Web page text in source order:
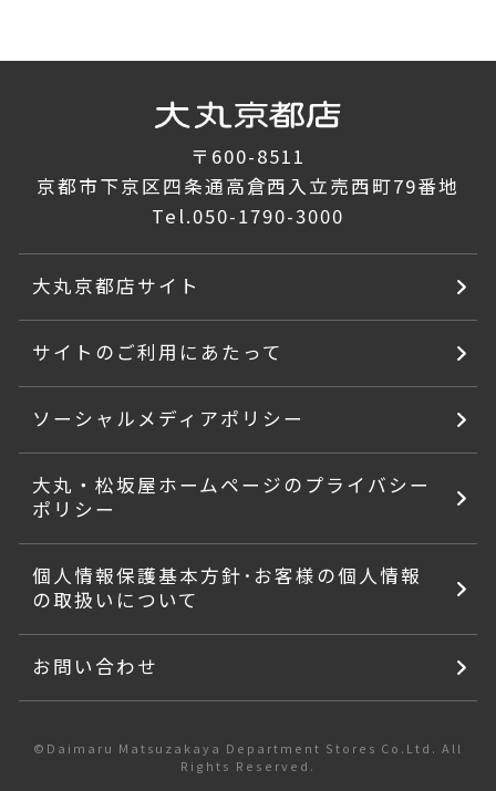
〒600-8511
京都市下京区四条通高倉西入立売西町79番地
Tel.050-1790-3000
大丸京都店サイト
サイトのご利用にあたって
ソーシャルメディアポリシー
大丸・松坂屋ホームページのプライバシー
ポリシー
個人情報保護基本方針･お客様の個人情報
の取扱いについて
お問い合わせ
©Daimaru Matsuzakaya Department Stores Co.Ltd. All
Rights Reserved.